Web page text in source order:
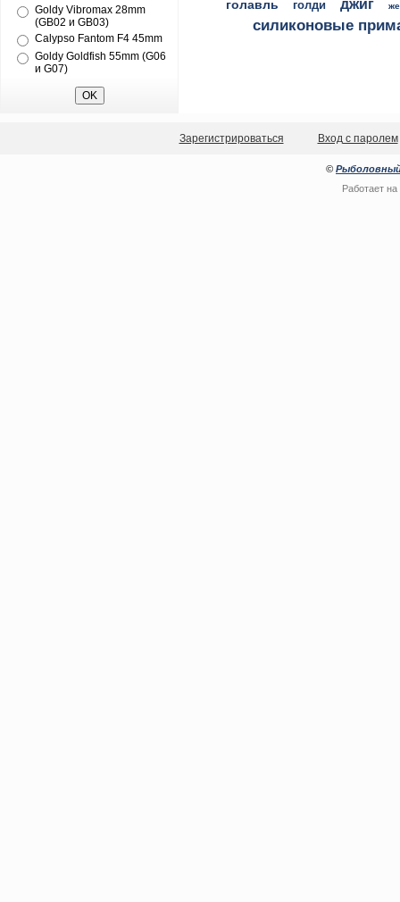
Goldy Vibromax 28mm
(GB02 и GB03)
Calypso Fantom F4 45mm
Goldy Goldfish 55mm (G06
и G07)
голавль голди джиг
силиконовые
Зарегистрироваться Вход с паролем
© Рыболовный
Работает